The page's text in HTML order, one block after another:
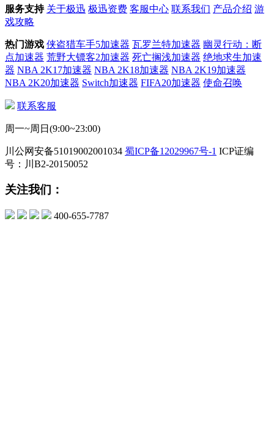
服务支持 关于极迅 极迅资费 客服中心 联系我们 产品介绍 游
戏攻略
热门游戏 侠盗猎车手5加速器 瓦罗兰特加速器 幽灵行动：断
点加速器 荒野大镖客2加速器 死亡搁浅加速器 绝地求生加速
器 NBA 2K17加速器 NBA 2K18加速器 NBA 2K19加速器
NBA 2K20加速器 Switch加速器 FIFA20加速器 使命召唤
联系客服
周一~周日(9:00~23:00)
川公网安备51019002001034 蜀ICP备12029967号-1 ICP证编
号：川B2-20150052
关注我们：
400-655-7787